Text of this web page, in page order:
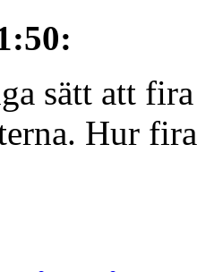
:
sätt att
Hur